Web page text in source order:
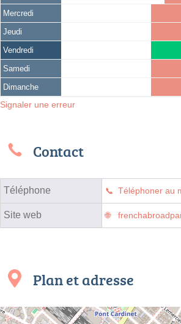
Mercredi
Jeudi
Vendredi
Samedi
Dimanche
Signaler une erreur
Contact
Téléphone Téléphoner au
Site web
Plan et adresse